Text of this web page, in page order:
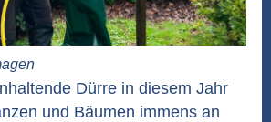
Dürre in diesem Jahr
und Bäumen immens an